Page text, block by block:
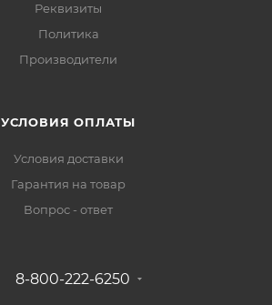
Реквизиты
Политика
Производители
УСЛОВИЯ ОПЛАТЫ
Условия доставки
Гарантия на товар
Вопрос - ответ
8-800-222-6250